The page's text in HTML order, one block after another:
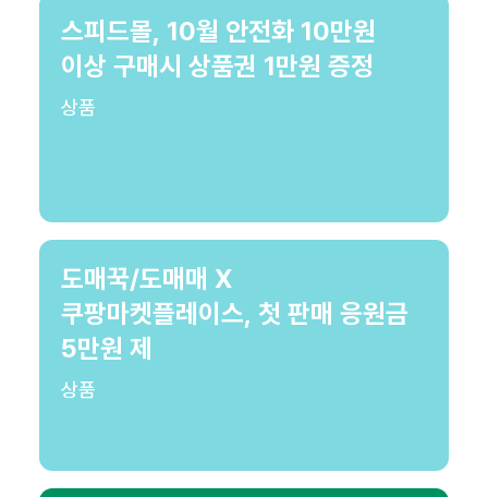
스피드몰, 10월 안전화 10만원
이상 구매시 상품권 1만원 증정
상품
도매꾹/도매매 X
쿠팡마켓플레이스, 첫 판매 응원금
5만원 제
상품